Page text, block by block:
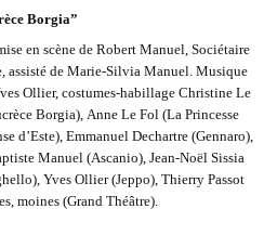
Borgia”
en scène de Robert Manuel, Sociétaire
assisté de Marie-Silvia Manuel. Musique
Ollier, costumes-habillage Christine Le
Borgia), Anne Le Fol (La Princesse
d’Este), Emmanuel Dechartre (Gennaro),
Manuel (Ascanio), Jean-Noël Sissia
Yves Ollier (Jeppo), Thierry Passot
moines (Grand Théâtre).